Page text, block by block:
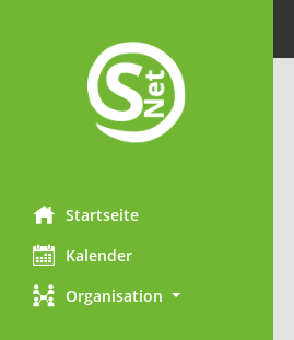
Startseite
Kalender
Organisation